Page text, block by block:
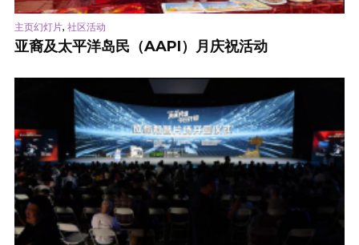
主页幻灯片, 社区活动
亚裔及太平洋岛民（AAPI）月庆祝活动